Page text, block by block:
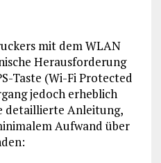
mit dem WLAN
Herausforderung
Taste (Wi-Fi Protected
jedoch erheblich
detaillierte Anleitung,
Aufwand über